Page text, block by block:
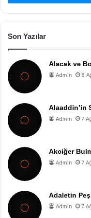
Son Yazılar
Alacak ve
Admin 8
Alaaddin’in
Admin 7
Akciğer
Admin 7
Adaletin
Admin 7